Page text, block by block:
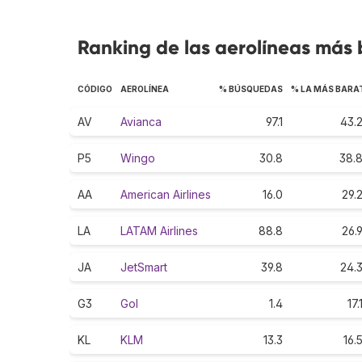
Ranking de las aerolíneas
CÓDIGO AEROLÍNEA % BÚSQUEDAS % LA MÁS
AV Avianca 97.1 43.2
P5 Wingo 30.8 38.8
AA American Airlines 16.0 29.2
LA LATAM Airlines 88.8 26.9
JA JetSmart 39.8 24.3
G3 Gol 1.4 17.1
KL KLM 13.3 16.5